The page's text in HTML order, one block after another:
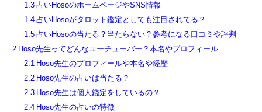
1.3占いHosoのホームページやSNS情報
1.4占いHosoがタロット鑑定としても注目されてる？
1.5占いHosoの当たる？当たらない？参考になる口コミや評判
2 Hoso先生ってどんなユーチューバー？本名やプロフィール
2.1
Hoso先生のプロフィールや本名や経歴
2.2Hoso先生の占いは当たる？
2.3Hoso先生は個人鑑定をしているの？
2.4Hoso先生の占いの特徴